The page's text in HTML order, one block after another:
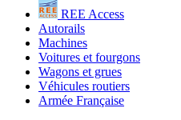
REE Access
Autorails
Machines
Voitures et fourgons
Wagons et grues
Véhicules routiers
Armée Française